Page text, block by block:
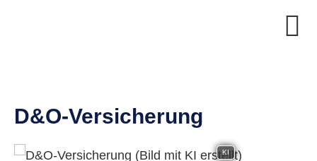
D&O-Versicherung
KI